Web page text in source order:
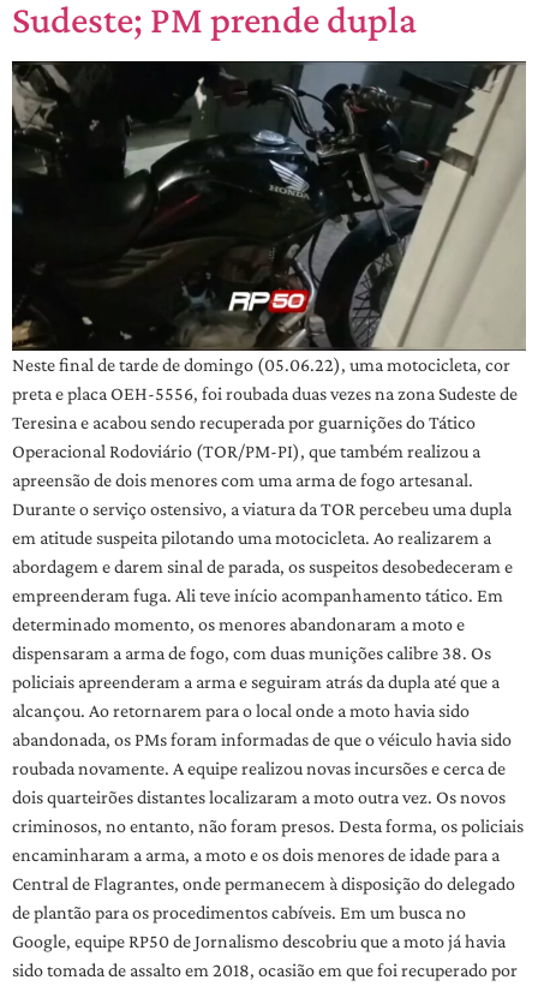
Sudeste; PM prende dupla
Neste final de tarde de domingo (05.06.22), uma motocicleta, cor
preta e placa OEH-5556, foi roubada duas vezes na zona Sudeste de
Teresina e acabou sendo recuperada por guarnições do Tático
Operacional Rodoviário (TOR/PM-PI), que também realizou a
apreensão de dois menores com uma arma de fogo artesanal.
Durante o serviço ostensivo, a viatura da TOR percebeu uma dupla
em atitude suspeita pilotando uma motocicleta. Ao realizarem a
abordagem e darem sinal de parada, os suspeitos desobedeceram e
empreenderam fuga. Ali teve início acompanhamento tático. Em
determinado momento, os menores abandonaram a moto e
dispensaram a arma de fogo, com duas munições calibre 38. Os
policiais apreenderam a arma e seguiram atrás da dupla até que a
alcançou. Ao retornarem para o local onde a moto havia sido
abandonada, os PMs foram informadas de que o véiculo havia sido
roubada novamente. A equipe realizou novas incursões e cerca de
dois quarteirões distantes localizaram a moto outra vez. Os novos
criminosos, no entanto, não foram presos. Desta forma, os policiais
encaminharam a arma, a moto e os dois menores de idade para a
Central de Flagrantes, onde permanecem à disposição do delegado
de plantão para os procedimentos cabíveis. Em um busca no
Google, equipe RP50 de Jornalismo descobriu que a moto já havia
sido tomada de assalto em 2018, ocasião em que foi recuperado por